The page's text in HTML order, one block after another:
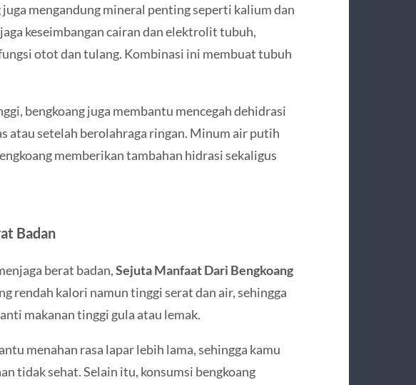
mengandung mineral penting seperti kalium dan
keseimbangan cairan dan elektrolit tubuh,
otot dan tulang. Kombinasi ini membuat tubuh
bengkoang juga membantu mencegah dehidrasi
atau setelah berolahraga ringan. Minum air putih
memberikan tambahan hidrasi sekaligus
Badan
berat badan,Sejuta Manfaat Dari Bengkoang
rendah kalori namun tinggi serat dan air, sehingga
makanan tinggi gula atau lemak.
menahan rasa lapar lebih lama, sehingga kamu
tidak sehat. Selain itu, konsumsi bengkoang